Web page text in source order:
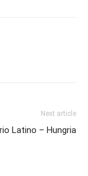
Next article
Latino – Hungria